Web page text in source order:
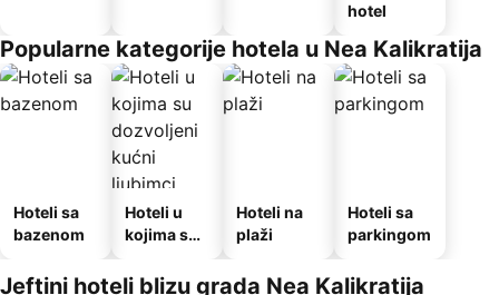
hotel
Popularne kategorije hotela u Nea Kalikratija
Hoteli sa
bazenom
Hoteli u
kojima su
kućni
Hoteli na
plaži
Hoteli sa
parkingom
Jeftini hoteli blizu grada Nea Kalikratija